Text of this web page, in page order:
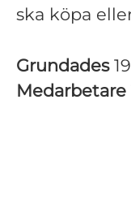
ska köpa
Grundades
Medarbetare